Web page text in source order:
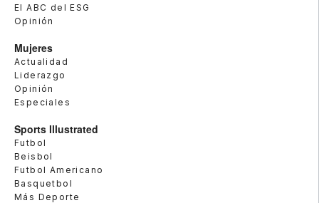
El ABC del ESG
Opinión
Mujeres
Actualidad
Liderazgo
Opinión
Especiales
Sports Illustrated
Futbol
Beisbol
Futbol Americano
Basquetbol
Más Deporte